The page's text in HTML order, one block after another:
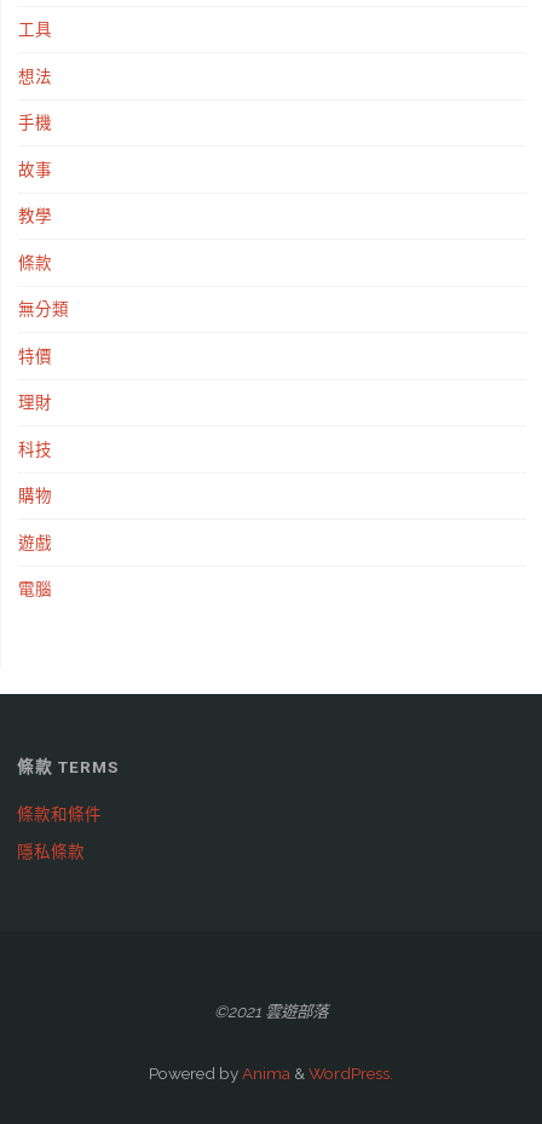
工具
想法
手機
故事
教學
條款
無分類
特價
理財
科技
購物
遊戲
電腦
條款 TERMS
條款和條件
隱私條款
©2021 雲遊部落
Powered byAnima & WordPress.